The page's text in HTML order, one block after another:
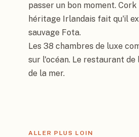
passer un bon moment.
héritage Irlandais fait qu'il
sauvage Fota.
Les 38 chambres de luxe
sur l'océan. Le restaurant
de la mer.
ALLER PLUS LOIN